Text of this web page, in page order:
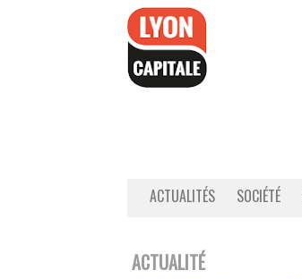
ACTUALITÉS SOCIÉTÉ
ACTUALITÉ